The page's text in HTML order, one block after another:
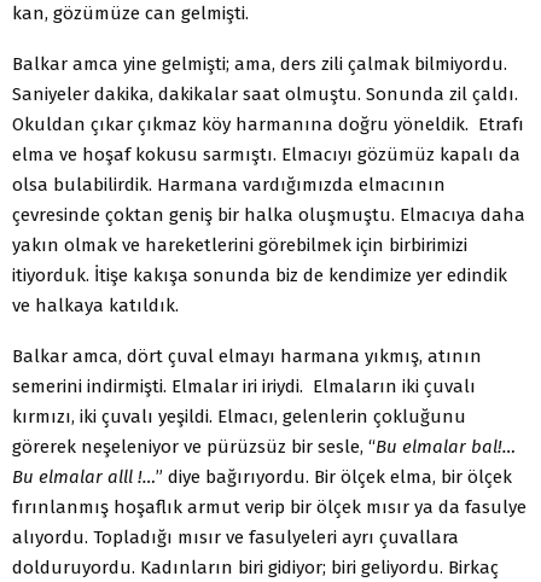
kan, gözümüze can gelmişti.
Balkar amca yine gelmişti; ama, ders zili çalmak bilmiyordu.
Saniyeler dakika, dakikalar saat olmuştu. Sonunda zil çaldı.
Okuldan çıkar çıkmaz köy harmanına doğru yöneldik. Etrafı
elma ve hoşaf kokusu sarmıştı. Elmacıyı gözümüz kapalı da
olsa bulabilirdik. Harmana vardığımızda elmacının
çevresinde çoktan geniş bir halka oluşmuştu. Elmacıya daha
yakın olmak ve hareketlerini görebilmek için birbirimizi
itiyorduk. İtişe kakışa sonunda biz de kendimize yer edindik
ve halkaya katıldık.
Balkar amca, dört çuval elmayı harmana yıkmış, atının
semerini indirmişti. Elmalar iri iriydi. Elmaların iki çuvalı
kırmızı, iki çuvalı yeşildi. Elmacı, gelenlerin çokluğunu
görerek neşeleniyor ve pürüzsüz bir sesle, “Bu elmalar bal!…
Bu elmalar alll !…” diye bağırıyordu. Bir ölçek elma, bir ölçek
fırınlanmış hoşaflık armut verip bir ölçek mısır ya da fasulye
alıyordu. Topladığı mısır ve fasulyeleri ayrı çuvallara
dolduruyordu. Kadınların biri gidiyor; biri geliyordu. Birkaç